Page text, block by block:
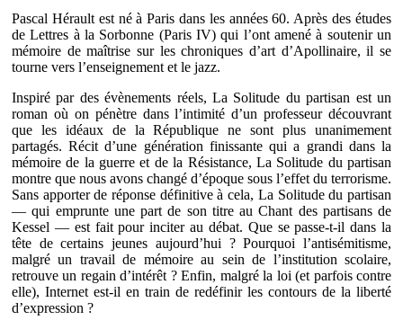
Pascal Hérault est né à Paris dans les années 60. Après des études
de Lettres à la Sorbonne (Paris IV) qui l’ont amené à soutenir un
mémoire de maîtrise sur les chroniques d’art d’Apollinaire, il se
tourne vers l’enseignement et le jazz.
Inspiré par des évènements réels, La Solitude du partisan est un
roman où on pénètre dans l’intimité d’un professeur découvrant
que les idéaux de la République ne sont plus unanimement
partagés. Récit d’une génération finissante qui a grandi dans la
mémoire de la guerre et de la Résistance, La Solitude du partisan
montre que nous avons changé d’époque sous l’effet du terrorisme.
Sans apporter de réponse définitive à cela, La Solitude du partisan
— qui emprunte une part de son titre au Chant des partisans de
Kessel — est fait pour inciter au débat. Que se passe-t-il dans la
tête de certains jeunes aujourd’hui ? Pourquoi l’antisémitisme,
malgré un travail de mémoire au sein de l’institution scolaire,
retrouve un regain d’intérêt ? Enfin, malgré la loi (et parfois contre
elle), Internet est-il en train de redéfinir les contours de la liberté
d’expression ?